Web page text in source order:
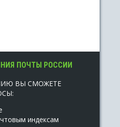
ПОЧТЫ РОССИИ
ВЫ СМОЖЕТЕ
индексам